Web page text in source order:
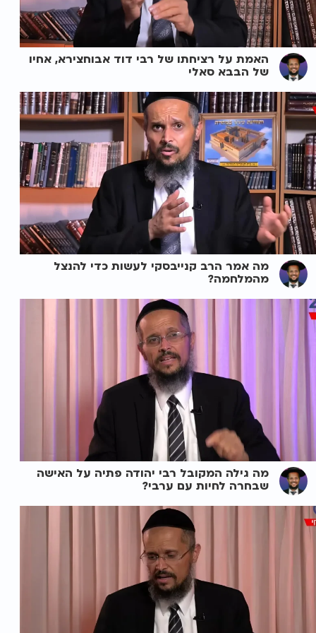
האמת על רציחתו של רבי דוד אבוחצירא, אחיו
של הבבא סאלי
מה אמר הרב קנייבסקי לעשות כדי להנצל
מהמלחמה?
מה גילה המקובל רבי יהודה פתיה על האישה
שבחרה לחיות עם ערבי?